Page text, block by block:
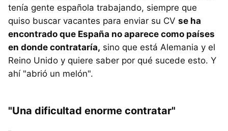
tenía gente española trabajando, siempre que
quiso buscar vacantes para enviar su CV se ha
encontrado que España no aparece como países
en donde contrataría, sino que está Alemania y el
Reino Unido y quiere saber por qué sucede esto. Y
ahí "abrió un melón".
"Una dificultad enorme contratar"